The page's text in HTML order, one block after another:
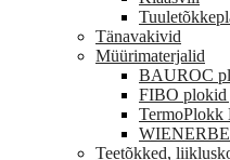
Tänavakivid
Müürimaterjalid
BAUROC
FIBO plokid
TermoPlokk
Teetõkked,